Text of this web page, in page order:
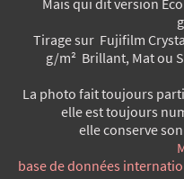
Tirage sur Fujifilm
g/m² Brillant, Mat ou
La photo fait toujours
elle est toujours
elle conserve
base de données